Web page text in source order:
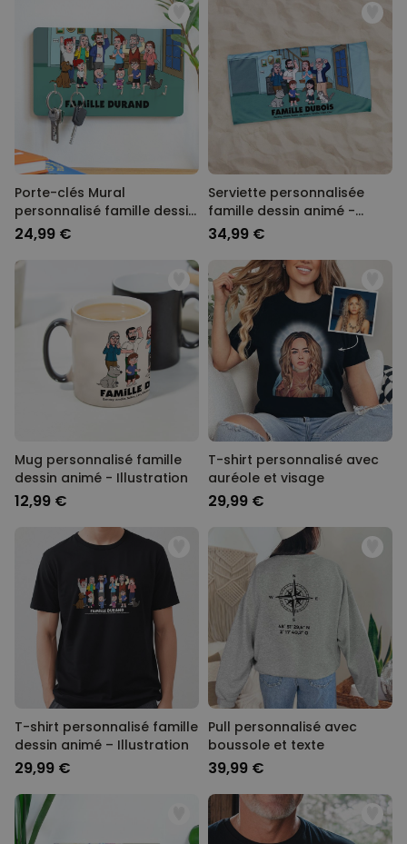
Porte-clés Mural
personnalisé famille dessin
animé - Illustration
24,99 €
Serviette personnalisée
famille dessin animé -
Illustration
34,99 €
Mug personnalisé famille
dessin animé - Illustration
12,99 €
T-shirt personnalisé avec
auréole et visage
29,99 €
T-shirt personnalisé famille
dessin animé – Illustration
29,99 €
Pull personnalisé avec
boussole et texte
39,99 €